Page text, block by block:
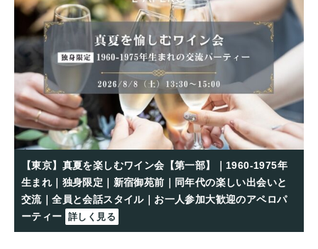
【東京】真夏を楽しむワイン会【第一部】｜1960-1975年
生まれ｜独身限定｜新宿御苑前｜同年代の楽しい出会いと
交流｜全員と会話スタイル｜お一人参加大歓迎のアペロパ
ーティー 詳しく見る